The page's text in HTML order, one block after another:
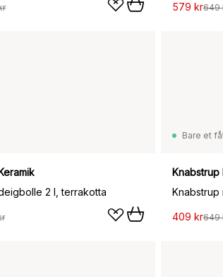
579 kr649
2 l, terrakotta
Bare et
Knabstrup
Knabstrup
409 kr649